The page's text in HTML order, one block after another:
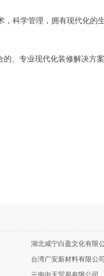
科学管理，拥有现代化
、专业现代化装修解决方
湖北咸宁白盈文化有限
台湾广安新材料有限公司